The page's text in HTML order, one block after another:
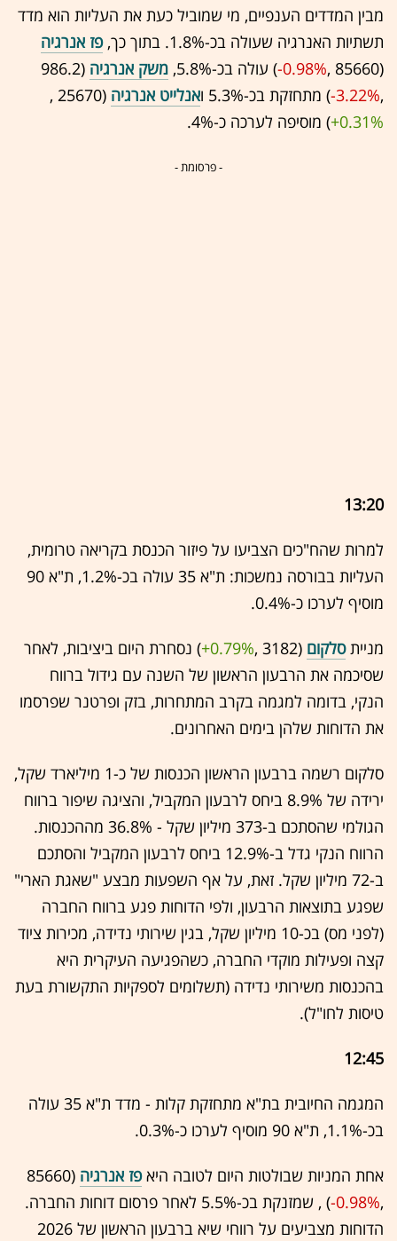
מבין המדדים הענפיים, מי שמוביל כעת את העליות הוא מדד
תשתיות האנרגיה שעולה בכ-1.8%. בתוך כך,
פז אנרגיה
(85660 ,‎
-0.98%‏) עולה בכ-5.8%, משק אנרגיה (986.2
,‎
-3.22%‏) מתחזקת בכ-5.3% ו אנלייט אנרגיה (25670 ,‎
+0.31%‏) מוסיפה לערכה כ-4%.
- פרסומת -
13:20
למרות שהח"כים הצביעו על פיזור הכנסת בקריאה טרומית,
העליות בבורסה נמשכות: ת"א 35 עולה בכ-1.2%, ת"א 90
מוסיף לערכו כ-0.4%.
מנייתסלקום (3182 ,‎
+0.79%‏) נסחרת היום ביציבות, לאחר
שסיכמה את הרבעון הראשון של השנה עם גידול ברווח
הנקי, בדומה למגמה בקרב המתחרות, בזק ופרטנר שפרסמו
את הדוחות שלהן בימים האחרונים.
סלקום רשמה ברבעון הראשון הכנסות של כ-1 מיליארד שקל,
ירידה של 8.9% ביחס לרבעון המקביל, והציגה שיפור ברווח
הגולמי שהסתכם ב-373 מיליון שקל - 36.8% מההכנסות.
הרווח הנקי גדל ב-12.9% ביחס לרבעון המקביל והסתכם
ב-72 מיליון שקל. זאת, על אף השפעות מבצע "שאגת הארי"
שפגע בתוצאות הרבעון, ולפי הדוחות פגע ברווח החברה
(לפני מס) בכ-10 מיליון שקל, בגין שירותי נדידה, מכירות ציוד
קצה ופעילות מוקדי החברה, כשהפגיעה העיקרית היא
בהכנסות משירותי נדידה (תשלומים לספקיות התקשורת בעת
טיסות לחו"ל).
12:45
המגמה החיובית בת"א מתחזקת קלות - מדד ת"א 35 עולה
בכ-1.1%, ת"א 90 מוסיף לערכו כ-0.3%.
אחת המניות שבולטות היום לטובה היאפז אנרגיה (85660
,‎
-0.98%
‏) , שמזנקת בכ-5.5% לאחר פרסום דוחות החברה.
הדוחות מצביעים על רווחי שיא ברבעון הראשון של 2026